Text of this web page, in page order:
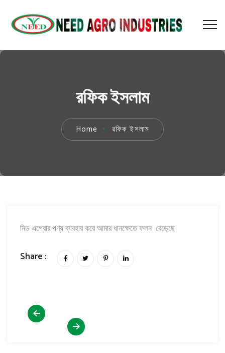
রফিক ইসলাম
Home রফিক ইসলাম
নিড এগ্রোর পণ্য ব্যবহার করে আমার ধানক্ষেতে ফলন বেড়েছে
Share :
সেলিম রেজা